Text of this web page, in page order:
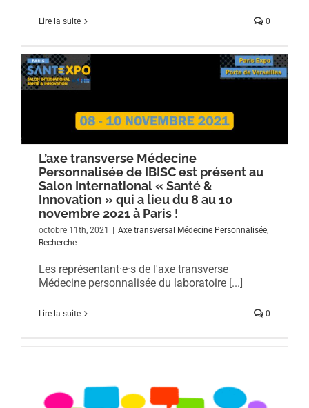
Lire la suite 0
L’axe transverse Médecine
Personnalisée de IBISC est présent au
Salon International « Santé &
Innovation » qui a lieu du 8 au 10
novembre 2021 à Paris !
octobre 11th, 2021 Axe transversal Médecine Personnalisée,
Recherche
Les représentant·e·s de l'axe transverse
Médecine personnalisée du laboratoire [...]
Lire la suite 0